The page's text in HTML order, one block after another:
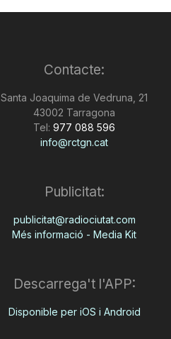
Contacte:
Santa Joaquima de Vedruna, 21
43002 Tarragona
Tel: 977 088 596
info@rctgn.cat
Publicitat:
publicitat@radiociutat.com
Més informació - Media Kit
Descarrega't l'APP:
Disponible per iOS i Android